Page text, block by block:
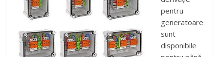
pentru
generatoare
sunt
disponibile